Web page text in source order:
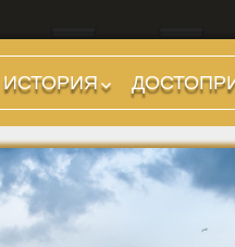
ИСТОРИЯ
Предыстория
Царский период
(753-509 гг до н.э.)
Ранняя Республика
(509-265 гг до н.э.)
Холмы и
Районы
Форумы,
Дороги